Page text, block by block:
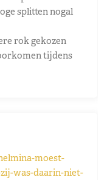
splitten nogal
rok gekozen
tijdens
moest-
was-daarin-niet-